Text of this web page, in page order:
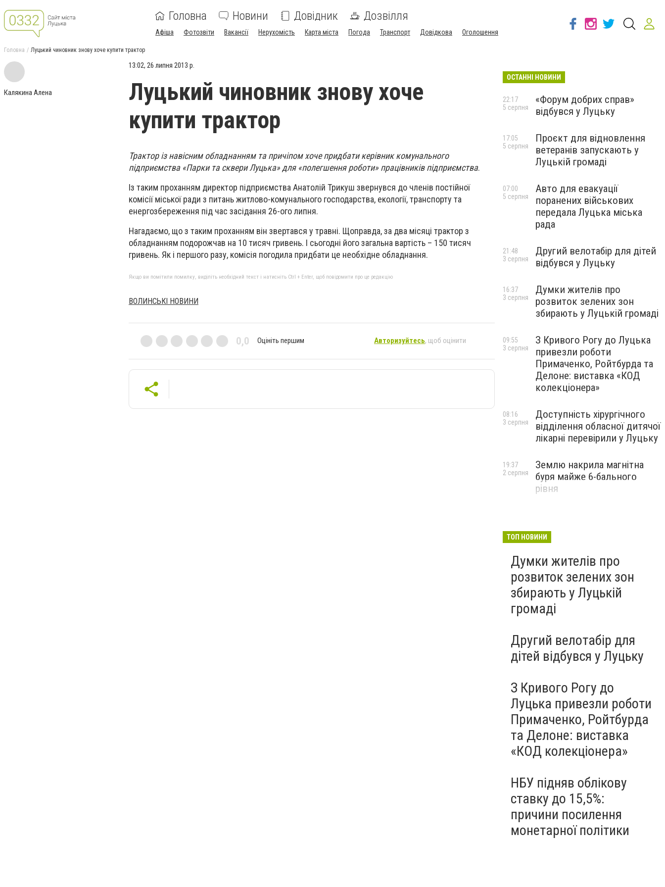
Головна Новини Довідник Дозвілля
Афіша Фотозвіти Вакансії Нерухомість Карта міста Погода Транспорт Довідкова Оголошення
Головна Луцький чиновник знову хоче купити трактор
Калякина Алена
13:02, 26 липня 2013 р.
Луцький чиновник знову хоче
купити трактор
Трактор із навісним обладнанням та причіпом хоче придбати керівник комунального
підприємства «Парки та сквери Луцька» для «полегшення роботи» працівників підприємства.
Із таким проханням директор підприємства Анатолій Трикуш звернувся до членів постійної
комісії міської ради з питань житлово-комунального господарства, екології, транспорту та
енергозбереження під час засідання 26-ого липня.
Нагадаємо, що з таким проханням він звертався у травні. Щоправда, за два місяці трактор з
обладнанням подорожчав на 10 тисяч гривень. І сьогодні його загальна вартість – 150 тисяч
гривень. Як і першого разу, комісія погодила придбати це необхідне обладнання.
Якщо ви помітили помилку, виділіть необхідний текст і натисніть Ctrl + Enter, щоб повідомити про це редакцію
ВОЛИНСЬКІ НОВИНИ
0,0 Оцініть першим Авторизуйтесь, щоб оцінити
ОСТАННІ НОВИНИ
«Форум добрих справ»
відбувся у Луцьку
22:17
5 серпня
Проєкт для відновлення
ветеранів запускають у
Луцькій громаді
17:05
5 серпня
Авто для евакуації
поранених військових
передала Луцька міська
рада
07:00
5 серпня
Другий велотабір для дітей
відбувся у Луцьку
21:48
3 серпня
Думки жителів про
розвиток зелених зон
збирають у Луцькій громаді
16:37
3 серпня
З Кривого Рогу до Луцька
привезли роботи
Примаченко, Ройтбурда та
Делоне: виставка «КОД
колекціонера»
09:55
3 серпня
Доступність хірургічного
відділення обласної дитячої
лікарні перевірили у Луцьку
08:16
3 серпня
Землю накрила магнітна
буря майже 6-бального
рівня
19:37
2 серпня
ТОП НОВИНИ
Думки жителів про
розвиток зелених зон
збирають у Луцькій
громаді
Другий велотабір для
дітей відбувся у Луцьку
З Кривого Рогу до
Луцька привезли роботи
Примаченко, Ройтбурда
та Делоне: виставка
«КОД колекціонера»
НБУ підняв облікову
ставку до 15,5%:
причини посилення
монетарної політики